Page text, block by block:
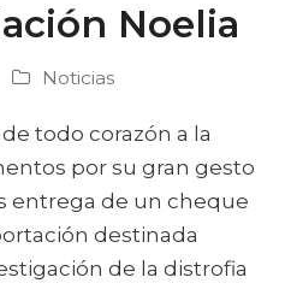
Noelia
Noticias
todo corazón a la
por su gran gesto
entrega de un cheque
destinada
de la distrofia